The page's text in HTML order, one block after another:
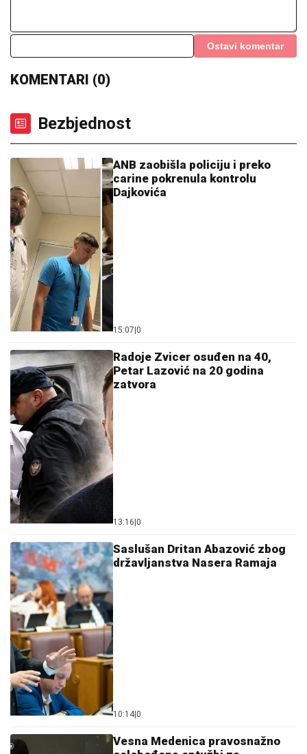
Ostavi komentar
KOMENTARI (0)
Bezbjednost
ANB zaobišla policiju i preko
carine pokrenula kontrolu
Dajkovića
15:07 0
Radoje Zvicer osuđen na 40,
Petar Lazović na 20 godina
zatvora
13:16 0
Saslušan Dritan Abazović zbog
državljanstva Nasera Ramaja
10:14 0
Vesna Medenica pravosnažno